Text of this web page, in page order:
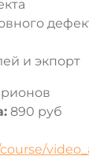
и экпорт
890 руб